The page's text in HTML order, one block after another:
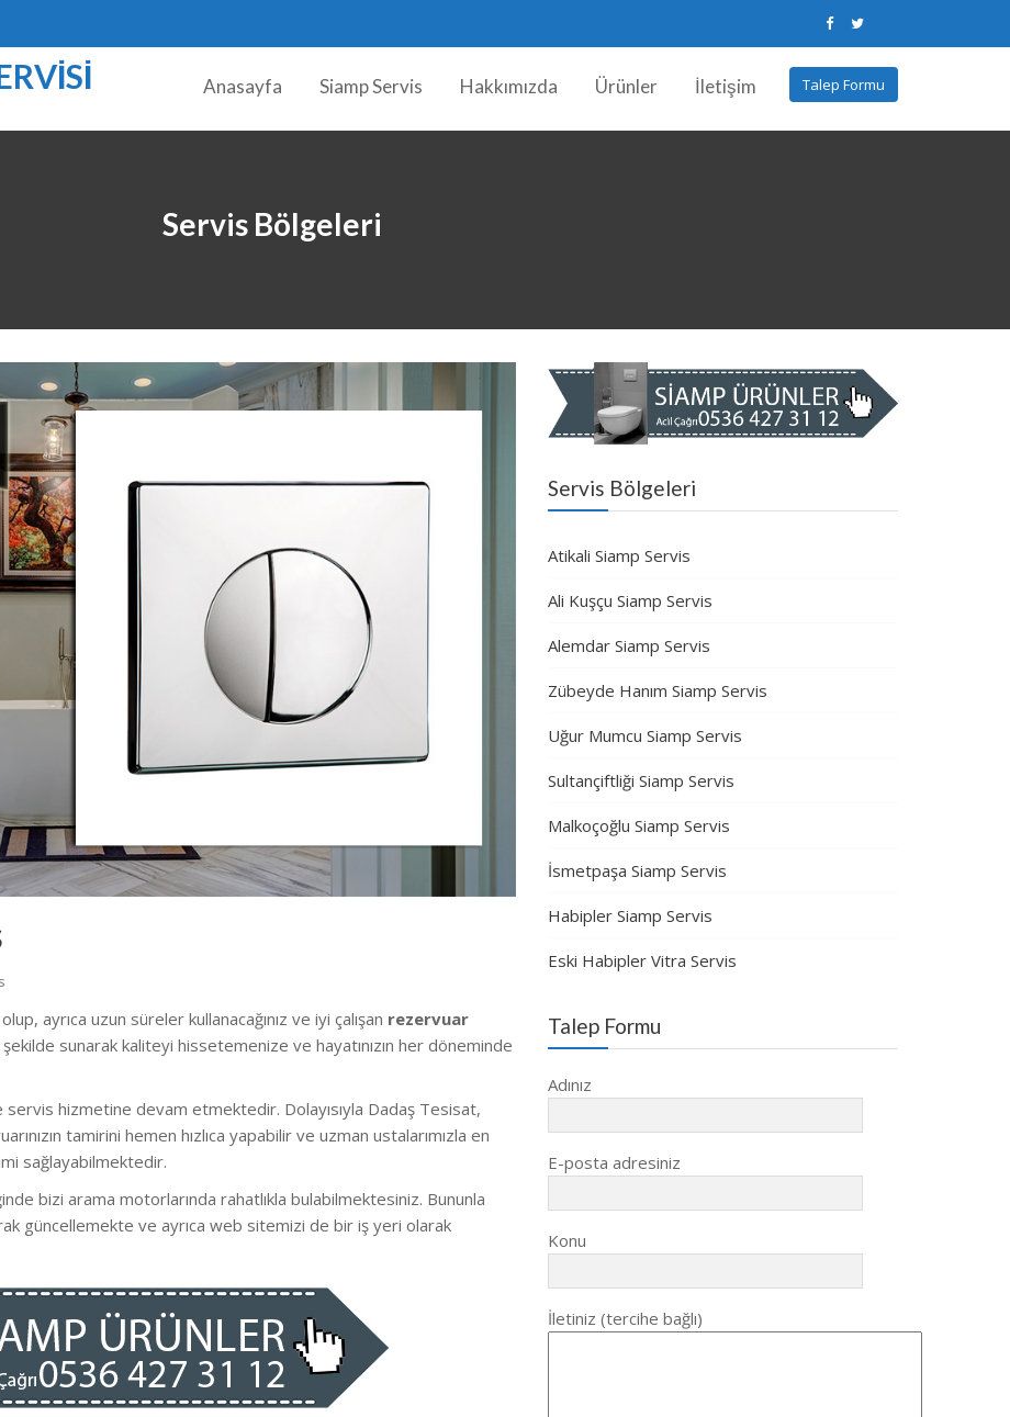
Talep Formu
Anasayfa Siamp Servis Hakkımızda Ürünler İletişim
Servis Bölgeleri
ayrıca uzun süreler kullanacağınız ve iyi çalışan rezervuar
sunarak kaliteyi hissetemenize ve hayatınızın her döneminde
servis hizmetine devam etmektedir. Dolayısıyla Dadaş Tesisat,
tamirini hemen hızlıca yapabilir ve uzman ustalarımızla en
sağlayabilmektedir.
bizi arama motorlarında rahatlıkla bulabilmektesiniz. Bununla
güncellemekte ve ayrıca web sitemizi de bir iş yeri olarak
Servis Bölgeleri
Atikali Siamp Servis
Ali Kuşçu Siamp Servis
Alemdar Siamp Servis
Zübeyde Hanım Siamp Servis
Uğur Mumcu Siamp Servis
Sultançiftliği Siamp Servis
Malkoçoğlu Siamp Servis
İsmetpaşa Siamp Servis
Habipler Siamp Servis
Eski Habipler Vitra Servis
Talep Formu
Adınız
E-posta adresiniz
Konu
İletiniz (tercihe bağlı)